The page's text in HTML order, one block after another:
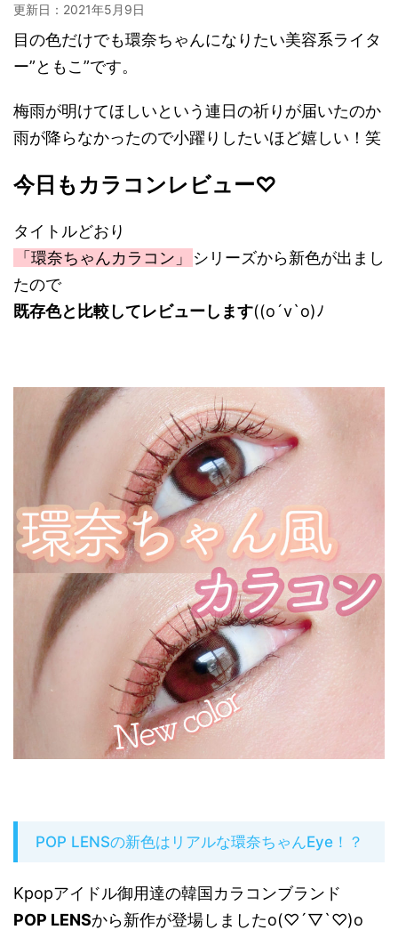
更新日： 2021年5月9日
目の色だけでも環奈ちゃんになりたい美容系ライタ
ー”ともこ”です。
梅雨が明けてほしいという連日の祈りが届いたのか
雨が降らなかったので小躍りしたいほど嬉しい！笑
今日もカラコンレビュー♡
タイトルどおり
「環奈ちゃんカラコン」
シリーズから新色が出まし
たので
既存色と比較してレビューします((o´v`o)ﾉ
POP LENSの新色はリアルな環奈ちゃんEye！？
Kpopアイドル御用達の韓国カラコンブランド
POP LENSから新作が登場しましたo(♡´▽`♡)o